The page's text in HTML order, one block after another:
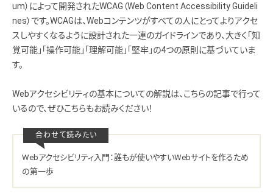
um）によって開発されたWCAG（Web Content Accessibility Guideli
nes）です。WCAGは、Webコンテンツがすべての人にとってよりアクセ
スしやすくなるように設計された一連のガイドラインであり、大きく「知
覚可能」「操作可能」「理解可能」「堅牢」の4つの原則に基づいていま
す。
Webアクセシビリティの基本についての解説は、こちらの記事で行って
いるので、ぜひこちらもお読みください！
Webアクセシビリティ入門：誰もが使いやすいWebサイトを作るため
の第一歩